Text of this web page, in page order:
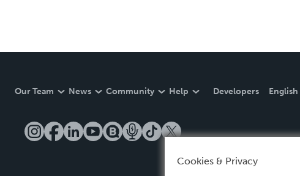
Our Team News Community Help Developers English
Cookies & Privacy